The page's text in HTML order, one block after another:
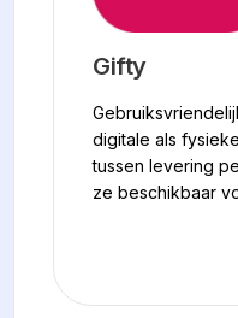
Gifty
digitale als
tussen levering
ze beschikbaar